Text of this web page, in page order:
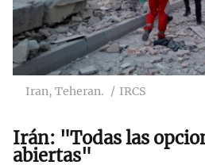
Iran, Teheran. IRCS
Irán: "Todas las
abiertas"